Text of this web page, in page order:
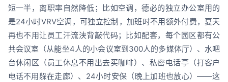
短一半，离职率自然降低；比如空调，德必的独立办公室用的
是24小时VRV空调，可独立控制，加班时不用额外付费，夏天
再也不用让员工汗流浃背敲代码；比如配套，每个园区都有公
共会议室（从能坐4人的小会议室到300人的多媒体厅）、水吧
台休闲区（员工休息不用出去买咖啡）、私密电话亭（打客户
电话不用躲在走廊）、24小时安保（晚上加班也放心）——这